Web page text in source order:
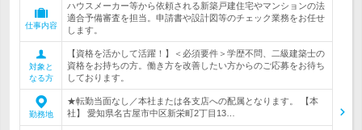
仕事内容
ハウスメーカー等から依頼される新築戸建住宅やマンションの法
適合予備審査を担当。申請書や設計図等のチェック業務をお任せ
します。
対象と
なる方
【資格を活かして活躍！】＜必須要件＞学歴不問、二級建築士の
資格をお持ちの方。働き方を改善したい方からのご応募をお待ち
しております。
勤務地
★転勤当面なし／本社または各支店への配属となります。 【本
社】 愛知県名古屋市中区新栄町2丁目13…